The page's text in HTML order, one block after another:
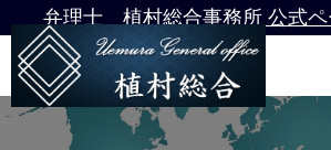
弁理士 植村総合事務所 公式ペ